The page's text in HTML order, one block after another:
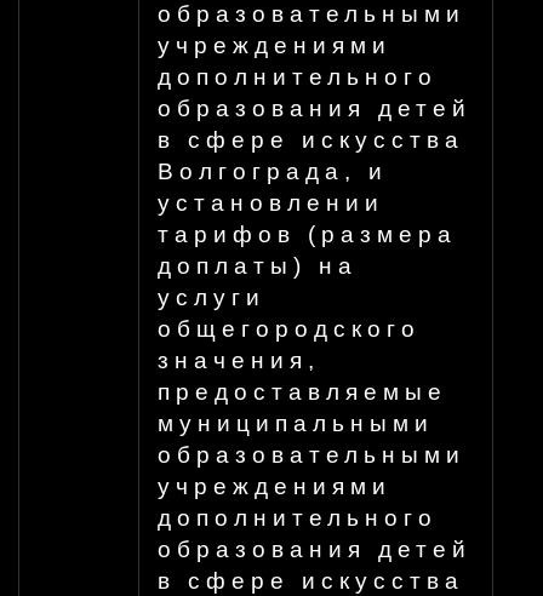
образовательными
учреждениями
дополнительного
образования детей
в сфере искусства
Волгограда, и
установлении
тарифов (размера
доплаты) на
услуги
общегородского
значения,
предоставляемые
муниципальными
образовательными
учреждениями
дополнительного
образования детей
в сфере искусства